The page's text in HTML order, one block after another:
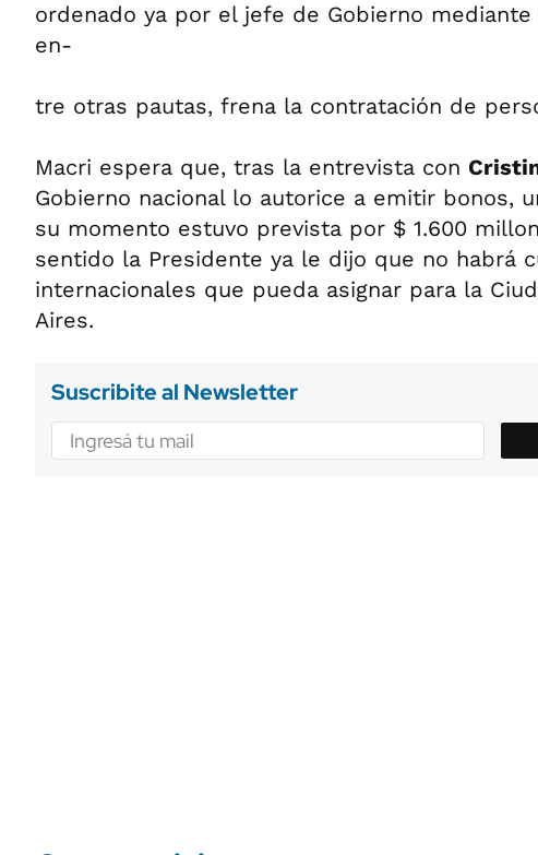
ordenado ya por el jefe de Gobierno
en-
tre otras pautas, frena la contratación de
Macri espera que, tras la entrevista con
Gobierno nacional lo autorice a emitir bonos,
su momento estuvo prevista por $ 1.600
sentido la Presidente ya le dijo que no habrá
internacionales que pueda asignar para la
Aires.
Suscribite al Newsletter